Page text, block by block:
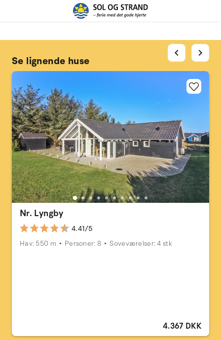
Se lignende huse
Nr. Lyngby
4.41/5
Hav: 550 m
Personer: 8 Soveværelser: 4 stk
4.367 DKK
chevron_left chevron_right